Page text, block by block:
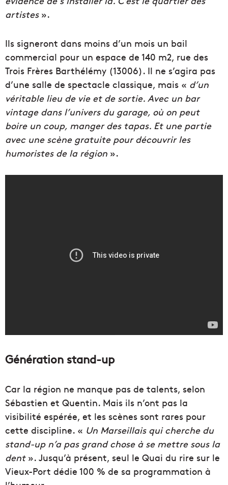
artistes ».
Ils signeront dans moins d’un mois un bail
commercial pour un espace de 140 m2, rue des
Trois Frères Barthélémy (13006). Il ne s’agira pas
d’une salle de spectacle classique, mais « d’un
véritable lieu de vie et de sortie. Avec un bar
vintage dans l’univers du garage, où on peut
boire un coup, manger des tapas. Et une partie
avec une scène gratuite pour découvrir les
humoristes de la région ».
Génération stand-up
Car la région ne manque pas de talents, selon
Sébastien et Quentin. Mais ils n’ont pas la
visibilité espérée, et les scènes sont rares pour
cette discipline. « Un Marseillais qui cherche du
stand-up n’a pas grand chose à se mettre sous la
dent». Jusqu’à présent, seul le Quai du rire sur le
Vieux-Port dédie 100 % de sa programmation à